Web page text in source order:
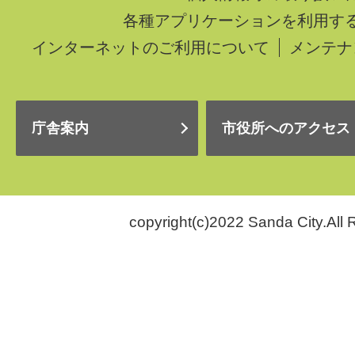
各種アプリケーションを利用す
インターネットのご利用について
メンテ
庁舎案内 市役所へのアクセス
copyright(c)2022 Sanda City.All